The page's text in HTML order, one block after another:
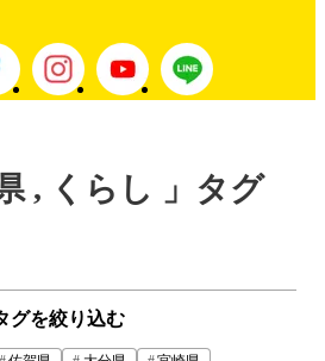
, くらし 」タグ
グを絞り込む